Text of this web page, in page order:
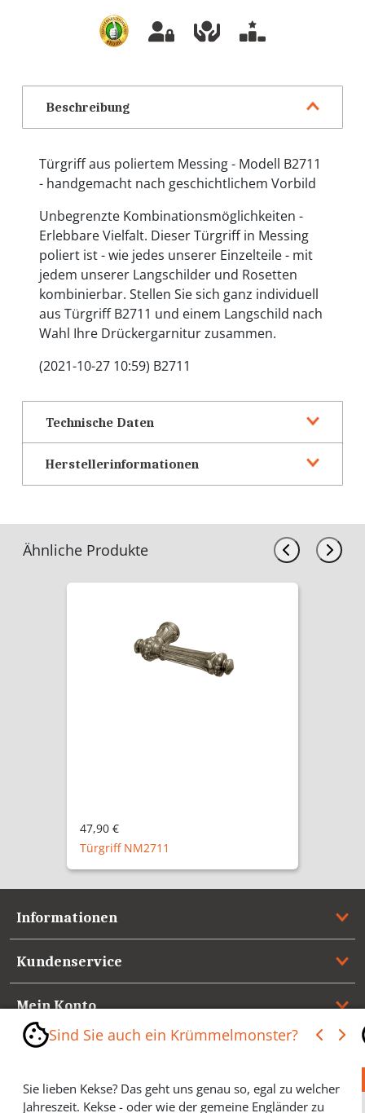
Beschreibung
Türgriff aus poliertem Messing - Modell B2711
- handgemacht nach geschichtlichem Vorbild
Unbegrenzte Kombinationsmöglichkeiten -
Erlebbare Vielfalt. Dieser Türgriff in Messing
poliert ist - wie jedes unserer Einzelteile - mit
jedem unserer Langschilder und Rosetten
kombinierbar. Stellen Sie sich ganz individuell
aus Türgriff B2711 und einem Langschild nach
Wahl Ihre Drückergarnitur zusammen.
(2021-10-27 10:59) B2711
Technische Daten
Herstellerinformationen
Ähnliche Produkte
47,90 €
Türgriff NM2711
Informationen
Kundenservice
Mein Konto
Referenzen
Medienspiegel & Presseinformationen
Sind Sie auch ein Krümmelmonster?
Sie lieben Kekse? Das geht uns genau so, egal zu welcher
Jahreszeit. Kekse - oder wie der gemeine Engländer zu